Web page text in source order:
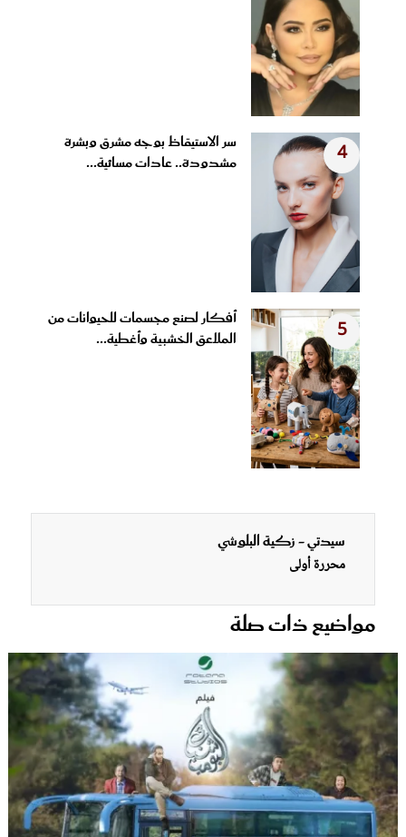
4
سر الاستيقاظ بوجه مشرق وبشرة
مشدودة.. عادات مسائية...
5
أفكار لصنع مجسمات للحيوانات من
الملاعق الخشبية وأغطية...
سيدتي - زكية البلوشي
محررة أولى
مواضيع ذات صلة